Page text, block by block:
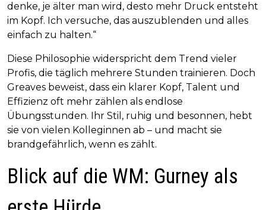
denke, je älter man wird, desto mehr Druck entsteht
im Kopf. Ich versuche, das auszublenden und alles
einfach zu halten.“
Diese Philosophie widerspricht dem Trend vieler
Profis, die täglich mehrere Stunden trainieren. Doch
Greaves beweist, dass ein klarer Kopf, Talent und
Effizienz oft mehr zählen als endlose
Übungsstunden. Ihr Stil, ruhig und besonnen, hebt
sie von vielen Kolleginnen ab – und macht sie
brandgefährlich, wenn es zählt.
Blick auf die WM: Gurney als